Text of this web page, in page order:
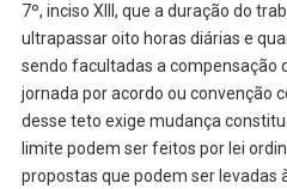
7º, inciso XIII, que a duração do
ultrapassar oito horas diárias e
sendo facultadas a compensação
jornada por acordo ou convenção
desse teto exige mudança
limite podem ser feitos por lei
propostas que podem ser levadas